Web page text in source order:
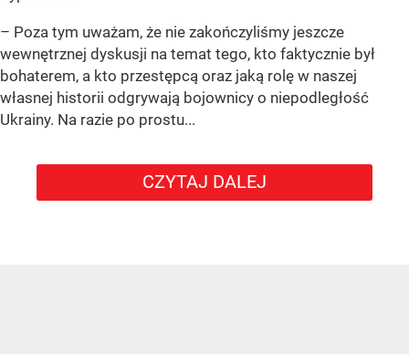
– Poza tym uważam, że nie zakończyliśmy jeszcze
wewnętrznej dyskusji na temat tego, kto faktycznie był
bohaterem, a kto przestępcą oraz jaką rolę w naszej
własnej historii odgrywają bojownicy o niepodległość
Ukrainy. Na razie po prostu...
CZYTAJ DALEJ